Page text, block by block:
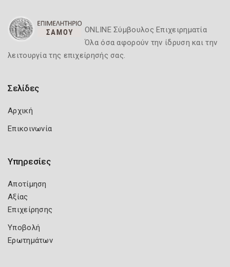
ONLINE Σύμβουλος Επιχειρηματία
Όλα όσα αφορούν την ίδρυση και την
λειτουργία της επιχείρησής σας.
Σελίδες
Αρχική
Επικοινωνία
Υπηρεσίες
Αποτίμηση
Αξίας
Επιχείρησης
Υποβολή
Ερωτημάτων